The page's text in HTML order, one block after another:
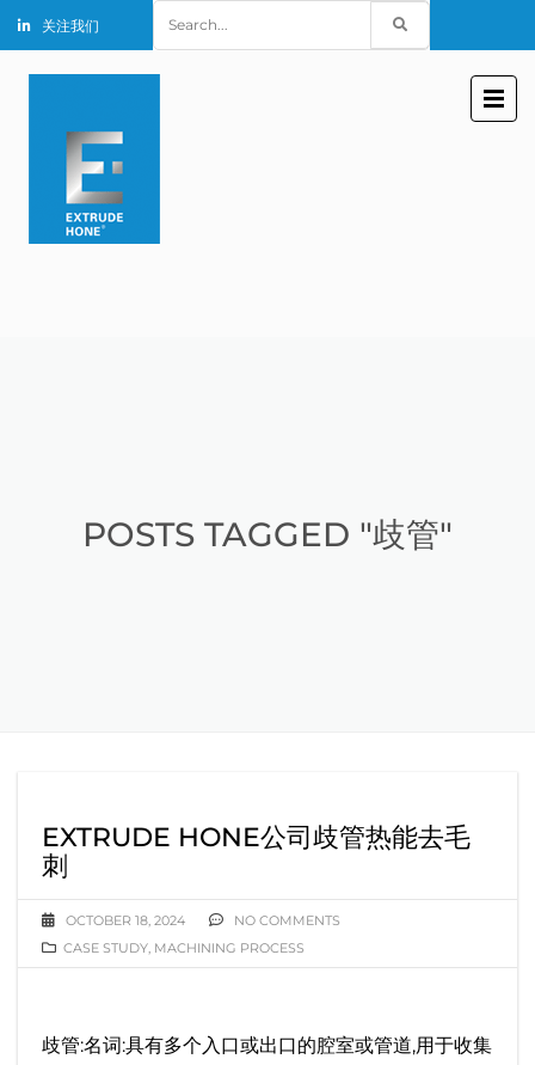
关注我们
for:
POSTS TAGGED "歧管"
EXTRUDE HONE公司歧管热能去毛
刺
OCTOBER 18, 2024
NO COMMENTS
CASE STUDY, MACHINING PROCESS
歧管:名词:具有多个入口或出口的腔室或管道,用于收集